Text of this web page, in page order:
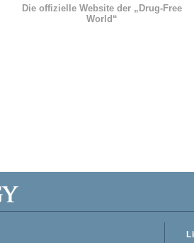
Die offizielle Website der „Drug-Free
World“